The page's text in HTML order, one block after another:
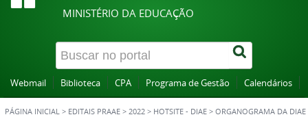
MINISTÉRIO DA EDUCAÇÃO
Webmail Biblioteca CPA Programa de Gestão Calendários
PÁGINA INICIAL > EDITAIS PRAAE > 2022 > HOTSITE - DIAE > ORGANOGRAMA DA DIAE